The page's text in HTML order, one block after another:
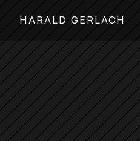
HARALD GERLACH